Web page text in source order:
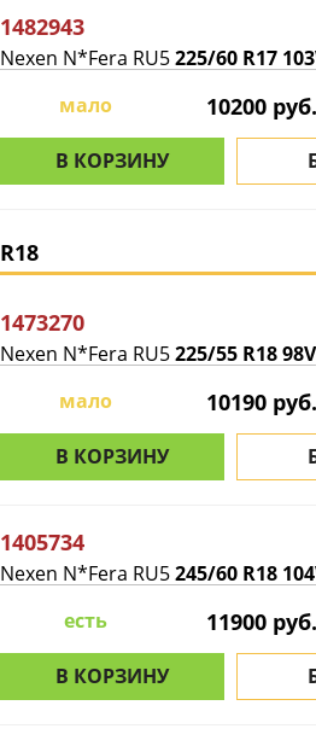
1482943
Nexen N*Fera RU5225/60 R17
мало
10200 руб.
В КОРЗИНУ
R18
1473270
Nexen N*Fera RU5225/55 R18 98V
мало
10190 руб.
В КОРЗИНУ
1405734
Nexen N*Fera RU5245/60 R18
есть
11900 руб.
В КОРЗИНУ